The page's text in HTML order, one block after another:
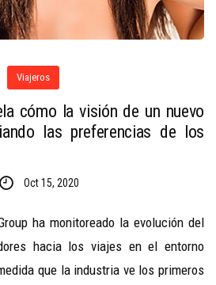
Viajeros
cómo la visión de un nuevo
las preferencias de los
Oct 15, 2020
ha monitoreado la evolución del
hacia los viajes en el entorno
que la industria ve los primeros